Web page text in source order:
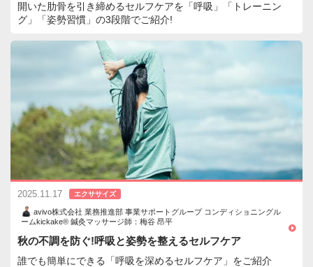
開いた肋骨を引き締めるセルフケアを「呼吸」「トレーニン
グ」「姿勢習慣」の3段階でご紹介!
2025.11.17 エクササイズ
avivo株式会社 業務推進部 事業サポートグループ コンディショニングル
ームkickake® 鍼灸マッサージ師：梅谷 昂平
秋の不調を防ぐ!呼吸と姿勢を整えるセルフケア
誰でも簡単にできる「呼吸を深めるセルフケア」をご紹介